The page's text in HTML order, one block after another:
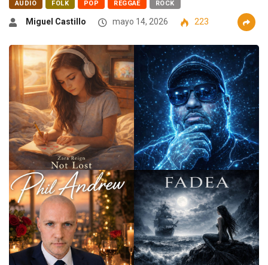
AUDIO FOLK POP REGGAE ROCK
Miguel Castillo mayo 14, 2026 223